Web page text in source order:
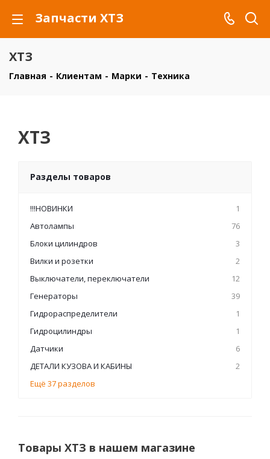
Запчасти ХТЗ
ХТЗ
Главная - Клиентам - Марки - Техника
ХТЗ
Разделы товаров
!!!НОВИНКИ
1
Автолампы
76
Блоки цилиндров
3
Вилки и розетки
2
Выключатели, переключатели
12
Генераторы
39
Гидрораспределители
1
Гидроцилиндры
1
Датчики
6
ДЕТАЛИ КУЗОВА И КАБИНЫ
2
Ещё 37 разделов
Товары ХТЗ в нашем магазине